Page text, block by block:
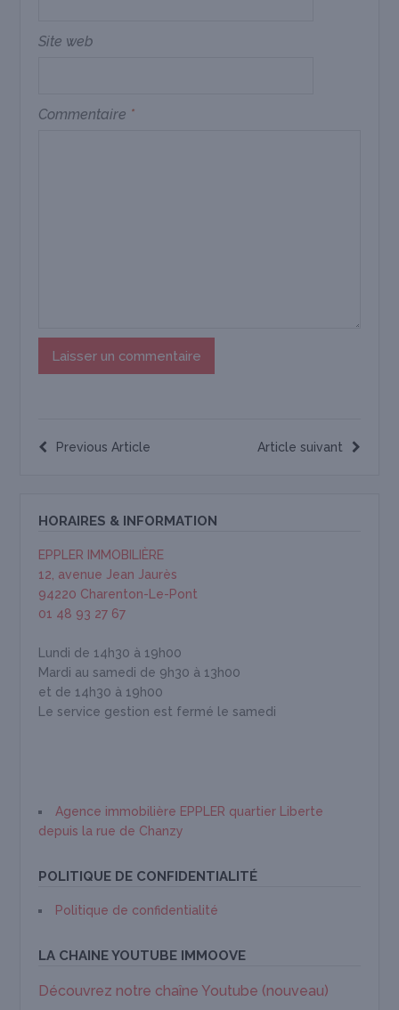
Site web
Commentaire *
Article suivant
Previous Article
HORAIRES & INFORMATION
EPPLER IMMOBILIÈRE
12, avenue Jean Jaurès
94220 Charenton-Le-Pont
01 48 93 27 67
Lundi de 14h30 à 19h00
Mardi au samedi de 9h30 à 13h00
et de 14h30 à 19h00
Le service gestion est fermé le samedi
Agence immobilière EPPLER quartier Liberte
depuis la rue de Chanzy
POLITIQUE DE CONFIDENTIALITÉ
Politique de confidentialité
LA CHAINE YOUTUBE IMMOOVE
Découvrez notre chaîne Youtube (nouveau)